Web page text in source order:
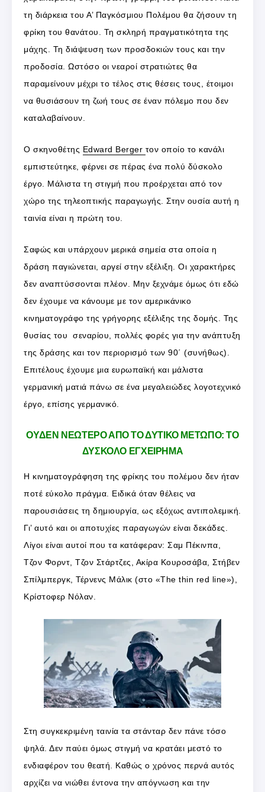
τη διάρκεια του Α’ Παγκόσμιου Πολέμου θα ζήσουν τη
φρίκη του θανάτου. Τη σκληρή πραγματικότητα της
μάχης. Τη διάψευση των προσδοκιών τους και την
προδοσία. Ωστόσο οι νεαροί στρατιώτες θα
παραμείνουν μέχρι το τέλος στις θέσεις τους, έτοιμοι
να θυσιάσουν τη ζωή τους σε έναν πόλεμο που δεν
καταλαβαίνουν.
Ο σκηνοθέτης Edward Berger τον οποίο το κανάλι
εμπιστεύτηκε, φέρνει σε πέρας ένα πολύ δύσκολο
έργο. Μάλιστα τη στιγμή που προέρχεται από τον
χώρο της τηλεοπτικής παραγωγής. Στην ουσία αυτή η
ταινία είναι η πρώτη του.
Σαφώς και υπάρχουν μερικά σημεία στα οποία η
δράση παγιώνεται, αργεί στην εξέλιξη. Οι χαρακτήρες
δεν αναπτύσσονται πλέον. Μην ξεχνάμε όμως ότι εδώ
δεν έχουμε να κάνουμε με τον αμερικάνικο
κινηματογράφο της γρήγορης εξέλιξης της δομής. Της
θυσίας του σεναρίου, πολλές φορές για την ανάπτυξη
της δράσης και τον περιορισμό των 90΄ (συνήθως).
Επιτέλους έχουμε μια ευρωπαϊκή και μάλιστα
γερμανική ματιά πάνω σε ένα μεγαλειώδες λογοτεχνικό
έργο, επίσης γερμανικό.
ΟΥΔΕΝ ΝΕΩΤΕΡΟ ΑΠΟ ΤΟ ΔΥΤΙΚΟ ΜΕΤΩΠΟ: ΤΟ
ΔΥΣΚΟΛΟ ΕΓΧΕΙΡΗΜΑ
Η κινηματογράφηση της φρίκης του πολέμου δεν ήταν
ποτέ εύκολο πράγμα. Ειδικά όταν θέλεις να
παρουσιάσεις τη δημιουργία, ως εξόχως αντιπολεμική.
Γι’ αυτό και οι αποτυχίες παραγωγών είναι δεκάδες.
Λίγοι είναι αυτοί που τα κατάφεραν: Σαμ Πέκινπα,
Τζον Φορντ, Τζον Στάρτζες, Ακίρα Κουροσάβα, Στήβεν
Σπίλμπεργκ, Τέρνενς Μάλικ (στο «The thin red line»),
Κρίστοφερ Νόλαν.
Στη συγκεκριμένη ταινία τα στάνταρ δεν πάνε τόσο
ψηλά. Δεν παύει όμως στιγμή να κρατάει μεστό το
ενδιαφέρον του θεατή. Καθώς ο χρόνος περνά αυτός
αρχίζει να νιώθει έντονα την απόγνωση και την